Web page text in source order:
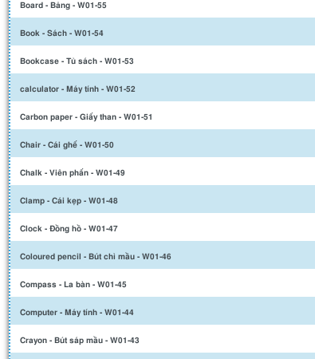
Board - Bảng - W01-55
Book - Sách - W01-54
Bookcase - Tủ sách - W01-53
calculator - Máy tính - W01-52
Carbon paper - Giấy than - W01-51
Chair - Cái ghế - W01-50
Chalk - Viên phấn - W01-49
Clamp - Cái kẹp - W01-48
Clock - Đồng hồ - W01-47
Coloured pencil - Bút chì mầu - W01-46
Compass - La bàn - W01-45
Computer - Máy tính - W01-44
Crayon - Bút sáp mầu - W01-43